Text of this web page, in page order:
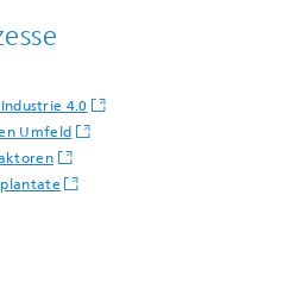
4.0
Umfeld